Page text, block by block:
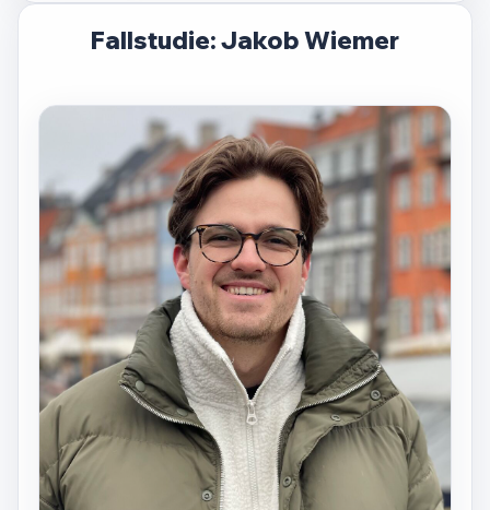
Fallstudie: Jakob Wiemer